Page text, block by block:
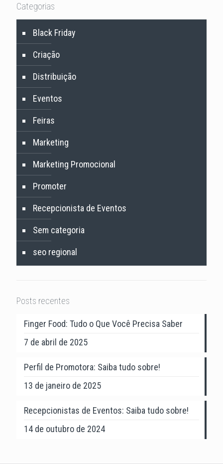
Categorias
Black Friday
Criação
Distribuição
Eventos
Feiras
Marketing
Marketing Promocional
Promoter
Recepcionista de Eventos
Sem categoria
seo regional
Posts recentes
Finger Food: Tudo o Que Você Precisa Saber
7 de abril de 2025
Perfil de Promotora: Saiba tudo sobre!
13 de janeiro de 2025
Recepcionistas de Eventos: Saiba tudo sobre!
14 de outubro de 2024